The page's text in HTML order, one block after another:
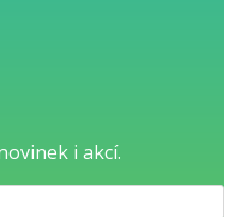
i akcí.